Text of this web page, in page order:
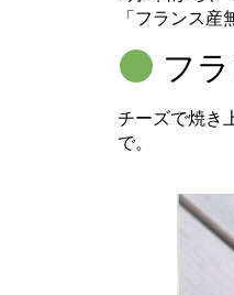
「フランス
フ
チーズで焼き
で。